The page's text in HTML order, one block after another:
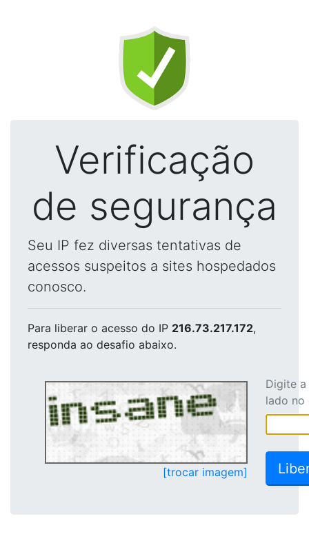
Verificação
de segurança
Seu IP fez diversas tentativas de
acessos suspeitos a sites hospedados
conosco.
Para liberar o acesso do IP 216.73.217.172,
responda ao desafio abaixo.
[trocar imagem]
Digite
lado no